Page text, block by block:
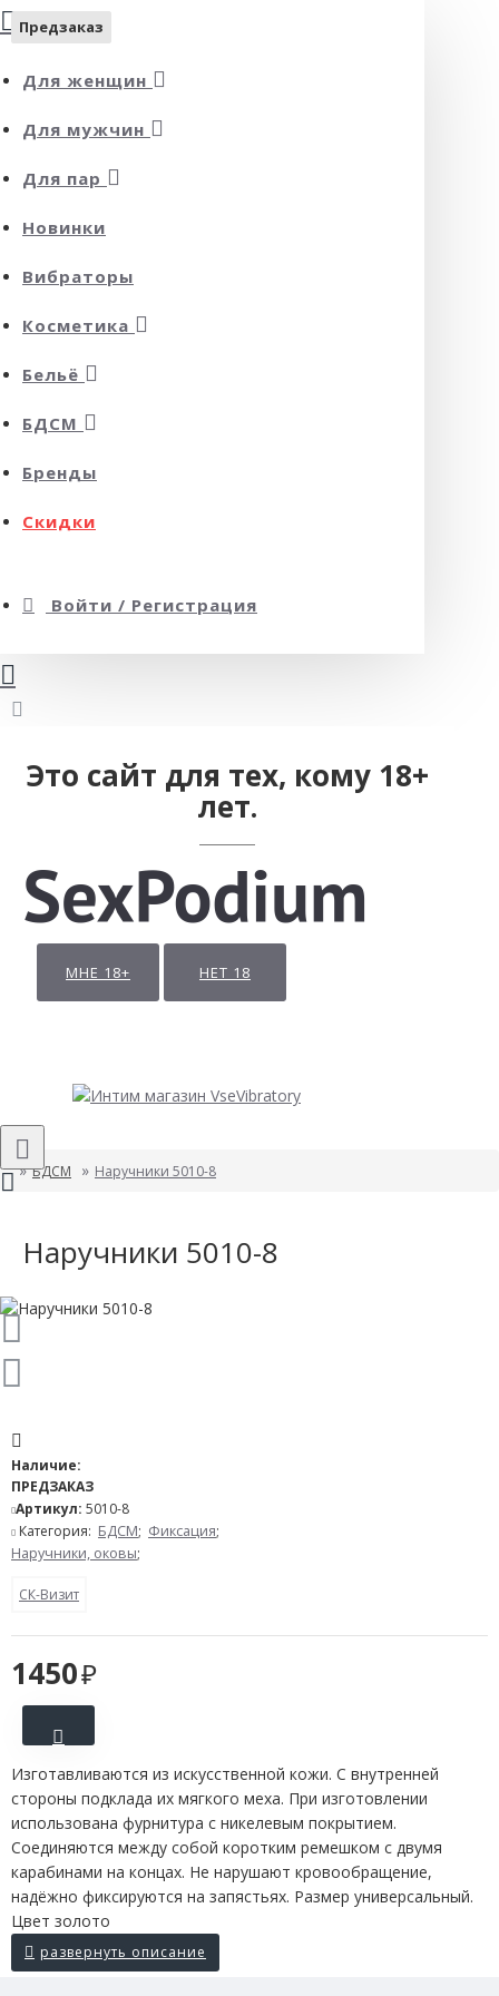
Для женщин
Для мужчин
Для пар
Новинки
Вибраторы
Косметика
Бельё
БДСМ
Бренды
Скидки
Войти / Регистрация
Это сайт для тех, кому 18+
лет.
МНЕ 18+ НЕТ 18
БДСМ Наручники 5010-8
Наручники 5010-8
1450
Предзаказ
Наличие:
ПРЕДЗАКАЗ
Артикул: 5010-8
Категория: БДСМ; Фиксация;
Наручники, оковы;
СК-Визит
Изготавливаются из искусственной кожи. С внутренней
стороны подклада их мягкого меха. При изготовлении
использована фурнитура с никелевым покрытием.
Соединяются между собой коротким ремешком с двумя
карабинами на концах. Не нарушают кровообращение,
надёжно фиксируются на запястьях. Размер универсальный.
Цвет золото
Предзаказ